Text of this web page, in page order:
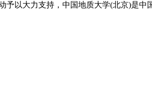
以大力支持，中国地质大学(北京)是